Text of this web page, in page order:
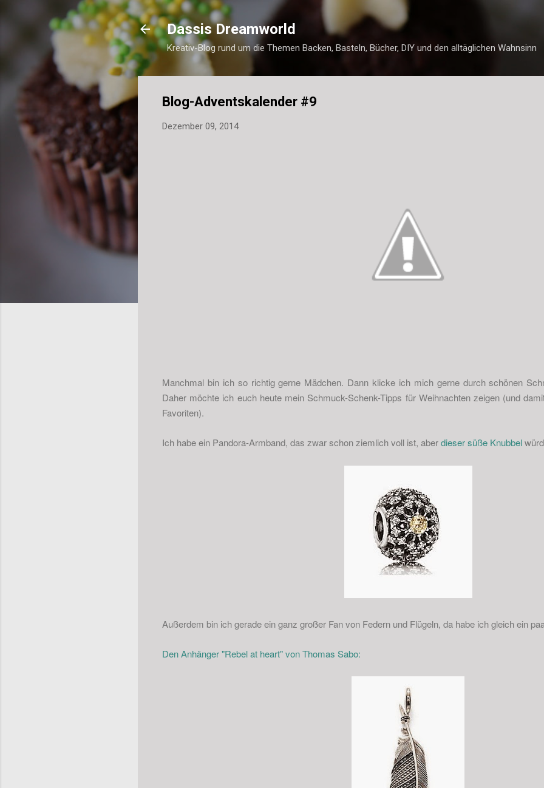
Direkt zum Hauptbereich
Dassis Dreamworld
Kreativ-Blog rund um die Themen Backen, Basteln, Bücher, DIY und den alltäglichen Wahnsinn
Blog-Adventskalender #9
Dezember 09, 2014
Manchmal bin ich so richtig gerne Mädchen. Dann klicke ich mich gerne durch schönen
Daher möchte ich euch heute mein Schmuck-Schenk-Tipps für Weihnachten zeigen (und
Favoriten).
Ich habe ein Pandora-Armband, das zwar schon ziemlich voll ist, aberdieser süße Knubbel
Außerdem bin ich gerade ein ganz großer Fan von Federn und Flügeln, da habe ich gleich ein
Den Anhänger "Rebel at heart" von Thomas Sabo: